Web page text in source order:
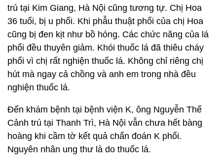
trú tại Kim Giang, Hà Nội cũng tương tự. Chị Hoa
36 tuổi, bị u phổi. Khi phẫu thuật phổi của chị Hoa
cũng bị đen kịt như bồ hóng. Các chức năng của lá
phổi đều thuyên giảm. Khói thuốc lá đã thiêu cháy
phổi vì chị rất nghiện thuốc lá. Không chỉ riêng chị
hút mà ngay cả chồng và anh em trong nhà đều
nghiện thuốc lá.
Đến khám bệnh tại bệnh viện K, ông Nguyễn Thế
Cảnh trú tại Thanh Trì, Hà Nội vẫn chưa hết bàng
hoàng khi cầm tờ kết quả chẩn đoán K phổi.
Nguyên nhân ung thư là do thuốc lá.